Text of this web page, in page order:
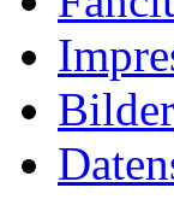
Bilder